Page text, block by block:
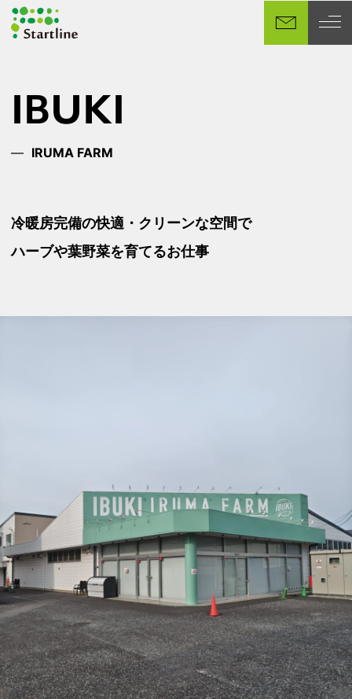
イ
IBUKI
IRUMA FARM
冷暖房完備の快適・クリーンな空間で
ハーブや葉野菜を育てるお仕事